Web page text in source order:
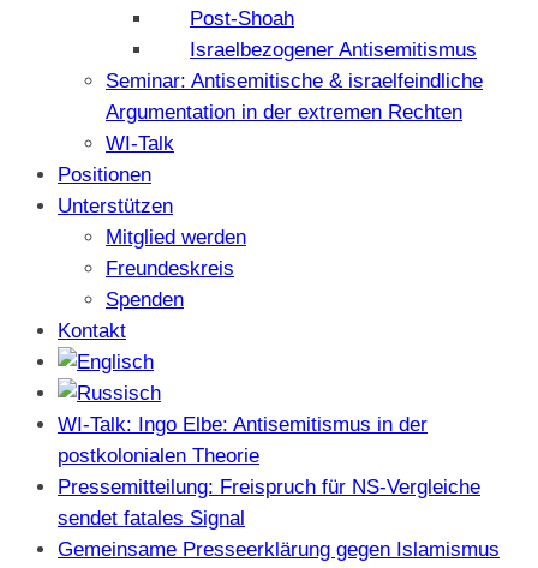
Post-Shoah
Israelbezogener Antisemitismus
Seminar: Antisemitische & israelfeindliche
Argumentation in der extremen Rechten
WI-Talk
Positionen
Unterstützen
Mitglied werden
Freundeskreis
Spenden
Kontakt
WI-Talk: Ingo Elbe: Antisemitismus in der
postkolonialen Theorie
Pressemitteilung: Freispruch für NS-Vergleiche
sendet fatales Signal
Gemeinsame Presseerklärung gegen Islamismus